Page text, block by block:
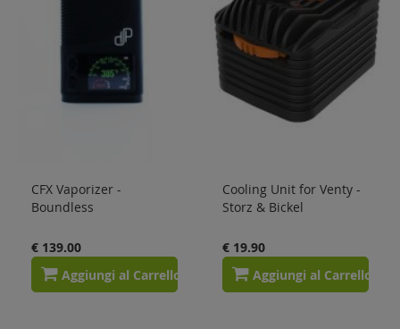
CFX Vaporizer -
Boundless
€ 139.00
Aggiungi al Carrello
Cooling Unit for Venty -
Storz & Bickel
€ 19.90
Aggiungi al Carrello